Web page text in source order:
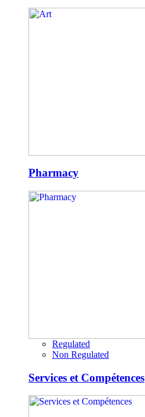
Pharmacy
Regulated
Non Regulated
Services et Compétences